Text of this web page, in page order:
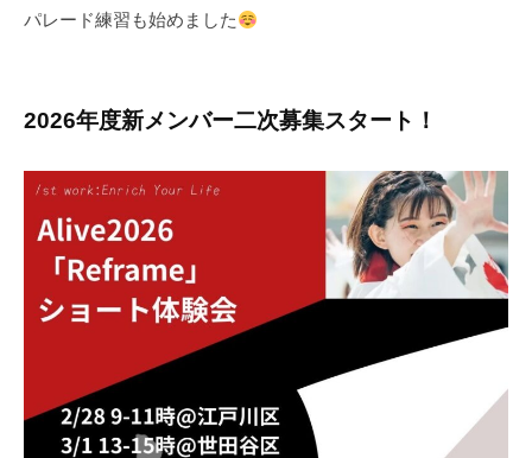
パレード練習も始めました
2026年度新メンバー二次募集スタート！